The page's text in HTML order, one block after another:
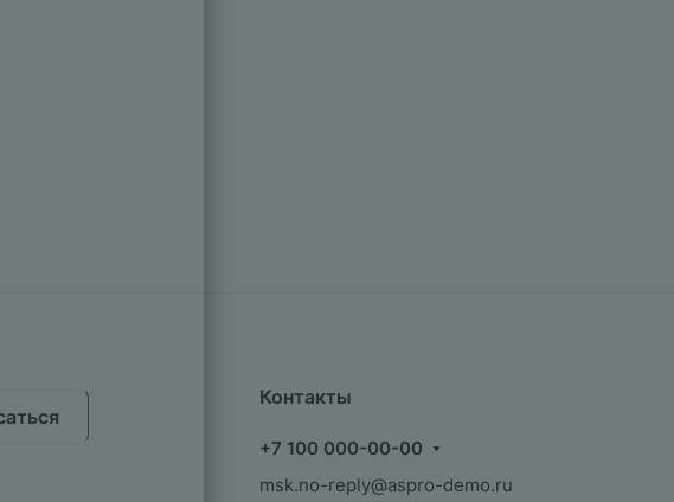
Контакты
+7 100 000-00-00
msk.no-reply@aspro-demo.ru